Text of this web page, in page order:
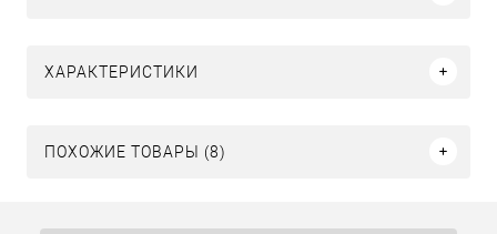
ХАРАКТЕРИСТИКИ
ПОХОЖИЕ ТОВАРЫ (8)